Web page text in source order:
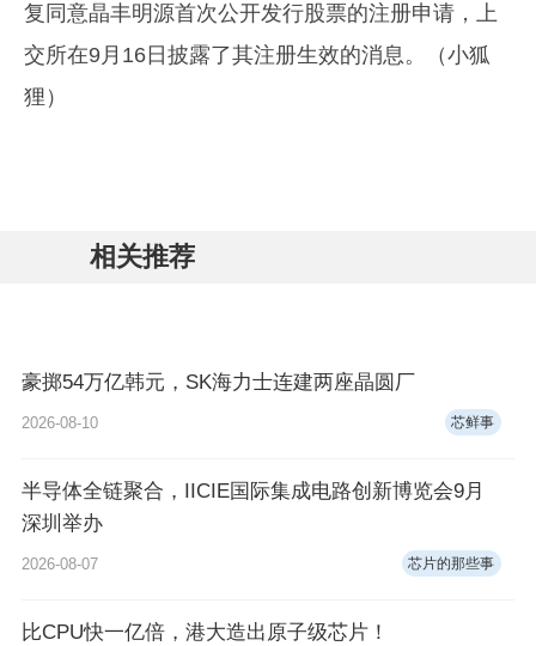
复同意晶丰明源首次公开发行股票的注册申请，上
交所在9月16日披露了其注册生效的消息。（小狐
狸）
相关推荐
豪掷54万亿韩元，SK海力士连建两座晶圆厂
2026-08-10 芯鲜事
半导体全链聚合，IICIE国际集成电路创新博览会9月
深圳举办
2026-08-07 芯片的那些事
比CPU快一亿倍，港大造出原子级芯片！